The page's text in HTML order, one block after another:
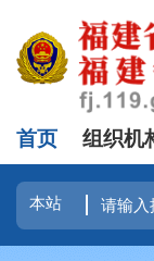
首页 组织机